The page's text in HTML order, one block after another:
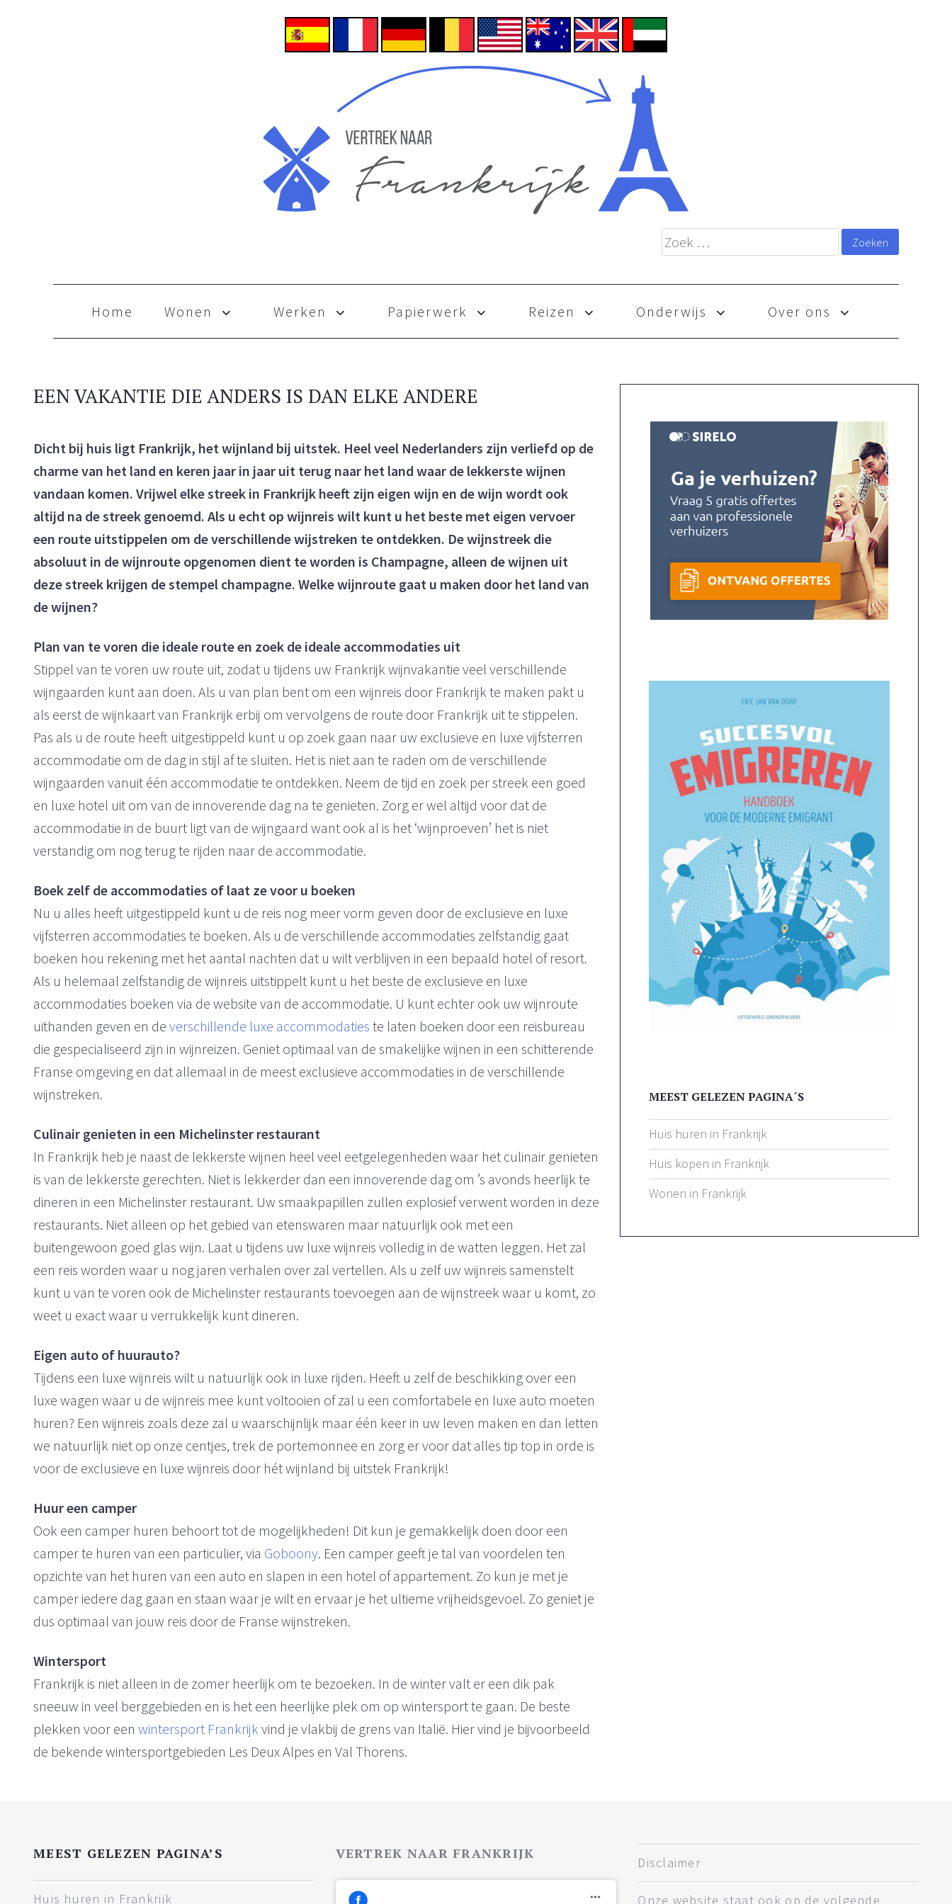
Skip to content
Home Wonen Werken Papierwerk Reizen Onderwijs Over ons
EEN VAKANTIE DIE ANDERS IS DAN ELKE ANDERE
Dicht bij huis ligt Frankrijk, het wijnland bij uitstek. Heel veel Nederlanders zijn verliefd op de
charme van het land en keren jaar in jaar uit terug naar het land waar de lekkerste wijnen
vandaan komen. Vrijwel elke streek in Frankrijk heeft zijn eigen wijn en de wijn wordt ook
altijd na de streek genoemd. Als u echt op wijnreis wilt kunt u het beste met eigen vervoer
een route uitstippelen om de verschillende wijstreken te ontdekken. De wijnstreek die
absoluut in de wijnroute opgenomen dient te worden is Champagne, alleen de wijnen uit
deze streek krijgen de stempel champagne. Welke wijnroute gaat u maken door het land van
de wijnen?
Plan van te voren die ideale route en zoek de ideale accommodaties uit
Stippel van te voren uw route uit, zodat u tijdens uw Frankrijk wijnvakantie veel verschillende
wijngaarden kunt aan doen. Als u van plan bent om een wijnreis door Frankrijk te maken pakt u
als eerst de wijnkaart van Frankrijk erbij om vervolgens de route door Frankrijk uit te stippelen.
Pas als u de route heeft uitgestippeld kunt u op zoek gaan naar uw exclusieve en luxe vijfsterren
accommodatie om de dag in stijl af te sluiten. Het is niet aan te raden om de verschillende
wijngaarden vanuit één accommodatie te ontdekken. Neem de tijd en zoek per streek een goed
en luxe hotel uit om van de innoverende dag na te genieten. Zorg er wel altijd voor dat de
accommodatie in de buurt ligt van de wijngaard want ook al is het ‘wijnproeven’ het is niet
verstandig om nog terug te rijden naar de accommodatie.
Boek zelf de accommodaties of laat ze voor u boeken
Nu u alles heeft uitgestippeld kunt u de reis nog meer vorm geven door de exclusieve en luxe
vijfsterren accommodaties te boeken. Als u de verschillende accommodaties zelfstandig gaat
boeken hou rekening met het aantal nachten dat u wilt verblijven in een bepaald hotel of resort.
Als u helemaal zelfstandig de wijnreis uitstippelt kunt u het beste de exclusieve en luxe
accommodaties boeken via de website van de accommodatie. U kunt echter ook uw wijnroute
uithanden geven en deverschillende luxe accommodaties te laten boeken door een reisbureau
die gespecialiseerd zijn in wijnreizen. Geniet optimaal van de smakelijke wijnen in een schitterende
Franse omgeving en dat allemaal in de meest exclusieve accommodaties in de verschillende
wijnstreken.
Culinair genieten in een Michelinster restaurant
In Frankrijk heb je naast de lekkerste wijnen heel veel eetgelegenheden waar het culinair genieten
is van de lekkerste gerechten. Niet is lekkerder dan een innoverende dag om ’s avonds heerlijk te
dineren in een Michelinster restaurant. Uw smaakpapillen zullen explosief verwent worden in deze
restaurants. Niet alleen op het gebied van etenswaren maar natuurlijk ook met een
buitengewoon goed glas wijn. Laat u tijdens uw luxe wijnreis volledig in de watten leggen. Het zal
een reis worden waar u nog jaren verhalen over zal vertellen. Als u zelf uw wijnreis samenstelt
kunt u van te voren ook de Michelinster restaurants toevoegen aan de wijnstreek waar u komt, zo
weet u exact waar u verrukkelijk kunt dineren.
Eigen auto of huurauto?
Tijdens een luxe wijnreis wilt u natuurlijk ook in luxe rijden. Heeft u zelf de beschikking over een
luxe wagen waar u de wijnreis mee kunt voltooien of zal u een comfortabele en luxe auto moeten
huren? Een wijnreis zoals deze zal u waarschijnlijk maar één keer in uw leven maken en dan letten
we natuurlijk niet op onze centjes, trek de portemonnee en zorg er voor dat alles tip top in orde is
voor de exclusieve en luxe wijnreis door hét wijnland bij uitstek Frankrijk!
Huur een camper
Ook een camper huren behoort tot de mogelijkheden! Dit kun je gemakkelijk doen door een
camper te huren van een particulier, via Goboony. Een camper geeft je tal van voordelen ten
opzichte van het huren van een auto en slapen in een hotel of appartement. Zo kun je met je
camper iedere dag gaan en staan waar je wilt en ervaar je het ultieme vrijheidsgevoel. Zo geniet je
dus optimaal van jouw reis door de Franse wijnstreken.
Wintersport
Frankrijk is niet alleen in de zomer heerlijk om te bezoeken. In de winter valt er een dik pak
sneeuw in veel berggebieden en is het een heerlijke plek om op wintersport te gaan. De beste
plekken voor eenwintersport Frankrijk vind je vlakbij de grens van Italië. Hier vind je bijvoorbeeld
de bekende wintersportgebieden Les Deux Alpes en Val Thorens.
MEEST GELEZEN PAGINA´S
Huis huren in Frankrijk
Huis kopen in Frankrijk
Wonen in Frankrijk
MEEST GELEZEN PAGINA’S
Huis huren in Frankrijk
VERTREK NAAR FRANKRIJK
Disclaimer
Onze website staat ook op de volgende